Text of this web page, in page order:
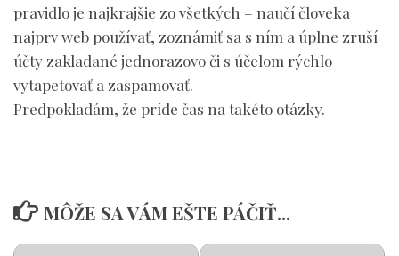
pravidlo je najkrajšie zo všetkých – naučí človeka
najprv web používať, zoznámiť sa s ním a úplne zruší
účty zakladané jednorazovo či s účelom rýchlo
vytapetovať a zaspamovať.
Predpokladám, že príde čas na takéto otázky.
MÔŽE SA VÁM EŠTE PÁČIŤ...